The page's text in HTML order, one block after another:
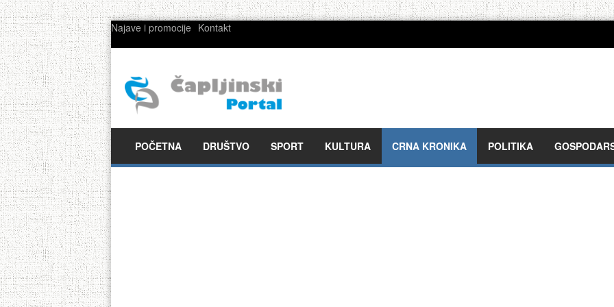
Najave i promocije Kontakt
POČETNA DRUŠTVO SPORT KULTURA CRNA KRONIKA POLITIKA